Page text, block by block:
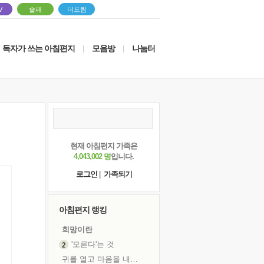
솔패 더드림
독자가 쓰는 아침편지 모음방 나눔터
현재 아침편지 가족은
4,043,002 명입니다.
로그인
가족되기
아침편지 랭킹
희망이란
'모른다'는 것
귀를 열고 마음을 내어주고